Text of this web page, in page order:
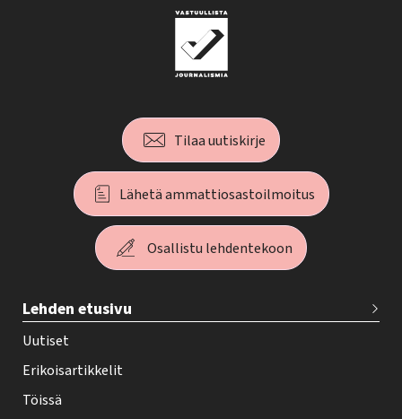
Tilaa uutiskirje
Lähetä ammattiosastoilmoitus
Osallistu lehdentekoon
e
h
y
-
Lehden etusivu
Uutiset
Erikoisartikkelit
Töissä